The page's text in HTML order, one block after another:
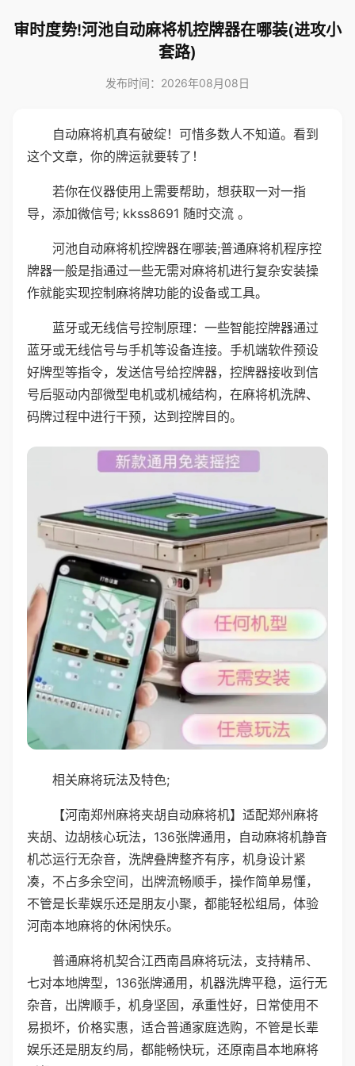
审时度势!河池自动麻将机控牌器在哪装(进攻小
套路)
发布时间：2026年08月08日
自动麻将机真有破绽！可惜多数人不知道。看到
这个文章，你的牌运就要转了！
若你在仪器使用上需要帮助，想获取一对一指
导，添加微信号; kkss8691 随时交流 。
河池自动麻将机控牌器在哪装;普通麻将机程序控
牌器一般是指通过一些无需对麻将机进行复杂安装操
作就能实现控制麻将牌功能的设备或工具。
蓝牙或无线信号控制原理：一些智能控牌器通过
蓝牙或无线信号与手机等设备连接。手机端软件预设
好牌型等指令，发送信号给控牌器，控牌器接收到信
号后驱动内部微型电机或机械结构，在麻将机洗牌、
码牌过程中进行干预，达到控牌目的。
相关麻将玩法及特色;
【河南郑州麻将夹胡自动麻将机】适配郑州麻将
夹胡、边胡核心玩法，136张牌通用，自动麻将机静音
机芯运行无杂音，洗牌叠牌整齐有序，机身设计紧
凑，不占多余空间，出牌流畅顺手，操作简单易懂，
不管是长辈娱乐还是朋友小聚，都能轻松组局，体验
河南本地麻将的休闲快乐。
普通麻将机契合江西南昌麻将玩法，支持精吊、
七对本地牌型，136张牌通用，机器洗牌平稳，运行无
杂音，出牌顺手，机身坚固，承重性好，日常使用不
易损坏，价格实惠，适合普通家庭选购，不管是长辈
娱乐还是朋友约局，都能畅快玩，还原南昌本地麻将